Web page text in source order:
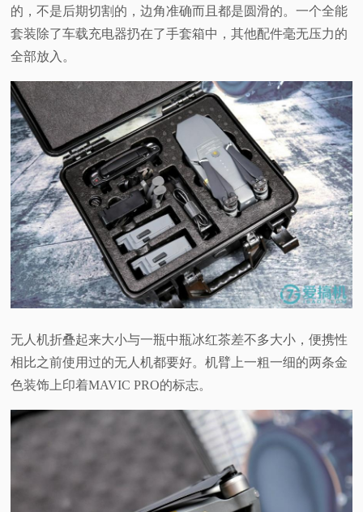
的，不是后期切割的，边角准确而且都是圆滑的。一个全能
套装除了车载充电器扔在了手套箱中，其他配件毫无压力的
全部放入。
无人机折叠起来大小与一瓶中瓶冰红茶差不多大小，便携性
相比之前使用过的无人机都要好。机臂上一粗一细的两条金
色装饰上印着MAVIC PRO的标志。